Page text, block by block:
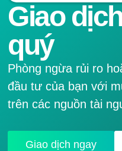
Giao
quý
Phòng ngừa rủi ro
đầu tư của bạn với
trên các nguồn tài
Giao dịch ngay